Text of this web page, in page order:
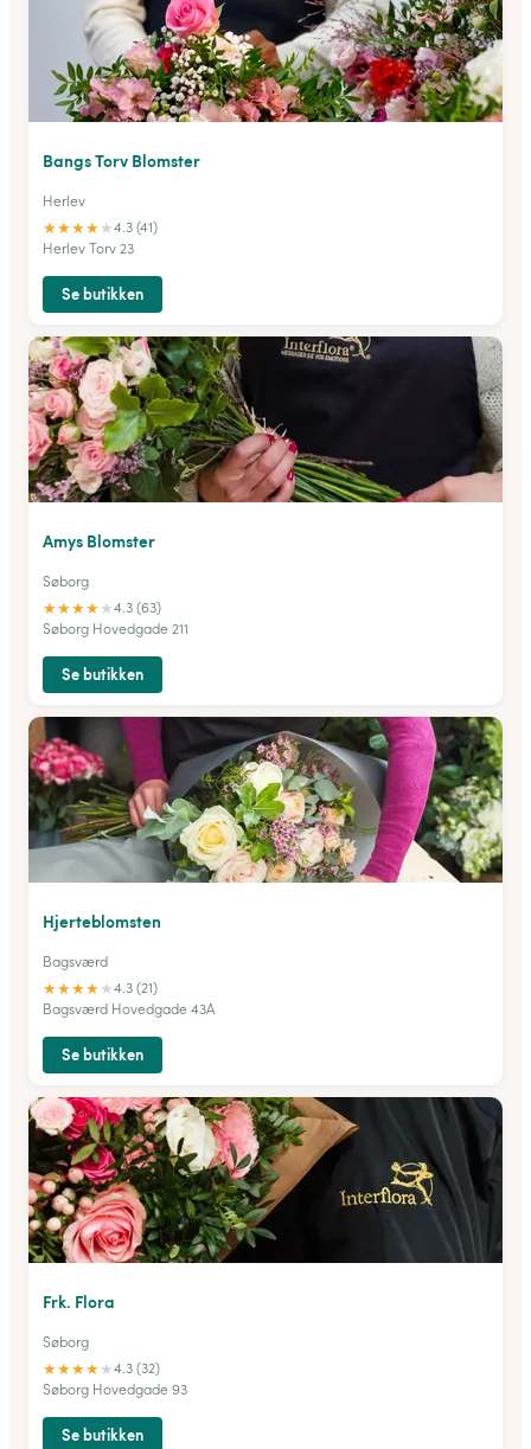
Bangs Torv Blomster
Herlev
★★★★★4.3 (41)
Herlev Torv 23
Se butikken
Amys Blomster
Søborg
★★★★★4.3 (63)
Søborg Hovedgade 211
Se butikken
Hjerteblomsten
Bagsværd
★★★★★4.3 (21)
Bagsværd Hovedgade 43A
Se butikken
Frk. Flora
Søborg
★★★★★4.3 (32)
Søborg Hovedgade 93
Se butikken